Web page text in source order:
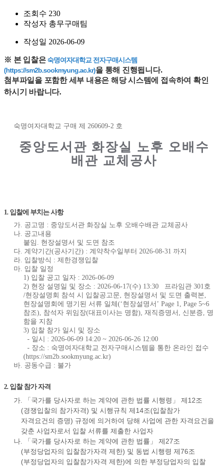
조회수 230
작성자 총무구매팀
작성일 2026-06-09
※ 본 입찰은 숙명여자대학교 전자구매시스템
(https://sm2b.sookmyung.ac.kr)을 통해 진행됩니다.
첨부파일을 포함한 세부 내용은 해당 시스템에 접속하여 확인
하시기 바랍니다.
숙명여자대학교 구매 제 260609-2 호
중앙도서관 화장실 노후 오배수
배관 교체공사
1. 입찰에 부치는 사항
가. 공고명 : 중앙도서관 화장실 노후 오배수배관 교체공사
나. 공고내용
붙임. 현장설명서 및 도면 참조
다. 계약기간(공사기간) : 계약착수일부터 2026-08-31 까지
라. 입찰방식 : 제한경쟁입찰
마. 입찰 일정
1) 입찰 공고 일자 : 2026-06-09
2) 현장 설명일 및 장소 : 2026-06-17(수) 13:30 프라임관 301호
/현장설명회 참석 시 입찰공고문, 현장설명서 및 도면 출력본,
현장설명회에 명기된 서류 일체(‘현장설명서’ Page 1, Page 5~6
참조), 참석자 위임장(대표이사는 명함), 재직증명서, 신분증, 명
함을 지참
3) 입찰 참가 일시 및 장소
- 일시 : 2026-06-09 14:20 ~ 2026-06-26 12:00
- 장소 : 숙명여자대학교 전자구매시스템을 통한 온라인 접수
(https://sm2b.sookmyung.ac.kr)
바. 공동수급 : 불가
2. 입찰 참가 자격
가. 「국가를 당사자로 하는 계약에 관한 법률 시행령」 제12조
(경쟁입찰의 참가자격) 및 시행규칙 제14조(입찰참가
자격요건의 증명) 규정에 의거하여 당해 사업에 관한 자격요건을
갖춘 사업자로서 입찰 서류를 제출한 사업자
나. 「국가를 당사자로 하는 계약에 관한 법률」 제27조
(부정당업자의 입찰참가자격 제한) 및 동법 시행령 제76조
(부정당업자의 입찰참가자격 제한)에 의한 부정당업자의 입찰